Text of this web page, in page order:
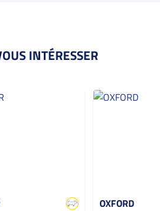
INTÉRESSER
OXFORD